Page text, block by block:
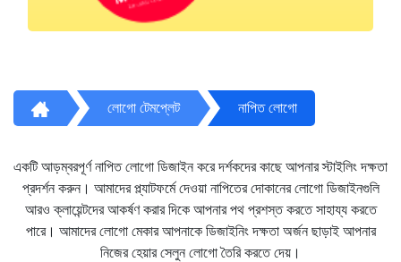
লোগো টেমপ্লেট নাপিত লোগো
একটি আড়ম্বরপূর্ণ নাপিত লোগো ডিজাইন করে দর্শকদের কাছে আপনার স্টাইলিং দক্ষতা
প্রদর্শন করুন। আমাদের প্ল্যাটফর্মে দেওয়া নাপিতের দোকানের লোগো ডিজাইনগুলি
আরও ক্লায়েন্টদের আকর্ষণ করার দিকে আপনার পথ প্রশস্ত করতে সাহায্য করতে
পারে। আমাদের লোগো মেকার আপনাকে ডিজাইনিং দক্ষতা অর্জন ছাড়াই আপনার
নিজের হেয়ার সেলুন লোগো তৈরি করতে দেয়।